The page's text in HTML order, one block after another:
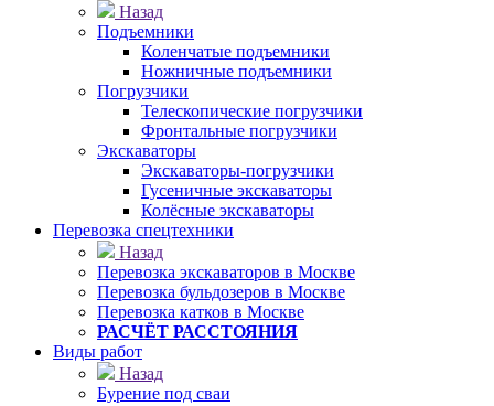
Назад
Подъемники
Коленчатые подъемники
Ножничные подъемники
Погрузчики
Телескопические погрузчики
Фронтальные погрузчики
Экскаваторы
Экскаваторы-погрузчики
Гусеничные экскаваторы
Колёсные экскаваторы
Перевозка спецтехники
Назад
Перевозка экскаваторов в Москве
Перевозка бульдозеров в Москве
Перевозка катков в Москве
РАСЧЁТ РАССТОЯНИЯ
Виды работ
Назад
Бурение под сваи